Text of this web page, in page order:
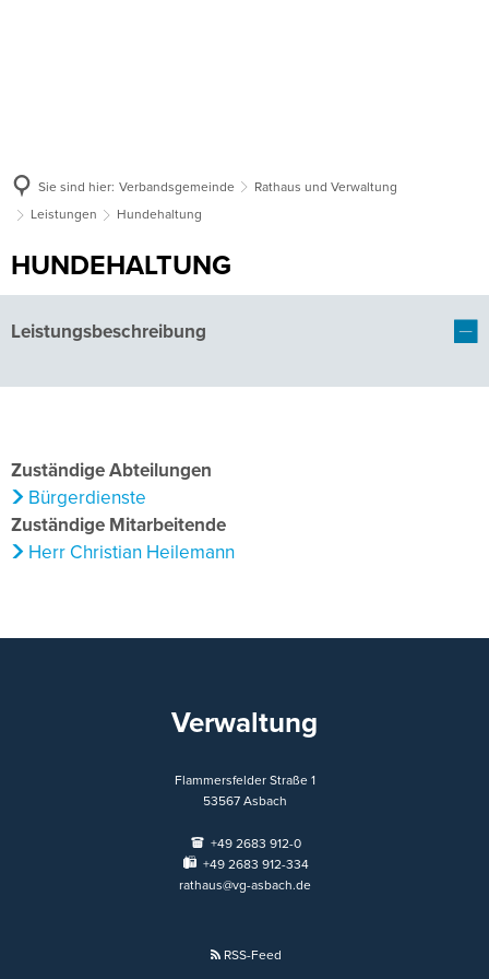
Sie sind hier: Verbandsgemeinde
Rathaus und Verwaltung
Leistungen
Hundehaltung
HUNDEHALTUNG
Leistungsbeschreibung
Zuständige Abteilungen
Bürgerdienste
Zuständige Mitarbeitende
Herr Christian Heilemann
Verwaltung
Flammersfelder Straße 1
53567 Asbach
+49 2683 912-0
+49 2683 912-334
rathaus@vg-asbach.de
RSS-Feed